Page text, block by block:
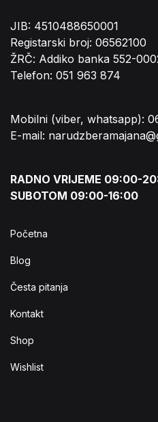
JIB: 4510488650001
Registarski broj: 06562100
ŽRČ: Addiko banka 552-
Telefon: 051 963 874
Mobilni (viber, whatsapp):
E-mail:
RADNO VRIJEME 09:00-
SUBOTOM 09:00-16:00
Početna
Blog
Česta pitanja
Kontakt
Shop
Wishlist